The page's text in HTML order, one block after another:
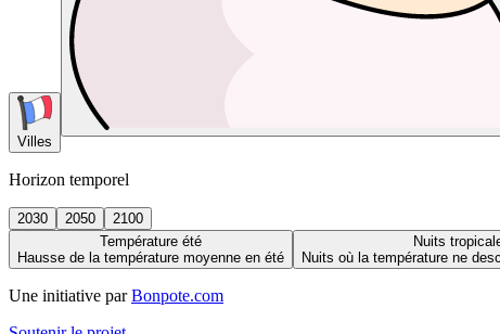
Villes
Horizon temporel
2030 2050
2100
Température été
Hausse de la température moyenne en été
Nuits
Nuits où la température ne
Une initiative par Bonpote.com